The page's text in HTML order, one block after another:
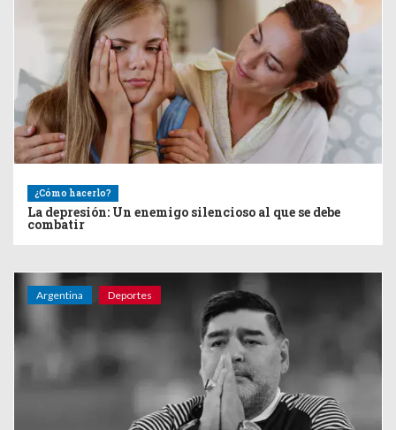
¿Cómo hacerlo?
La depresión: Un enemigo silencioso al que se debe
combatir
Argentina Deportes